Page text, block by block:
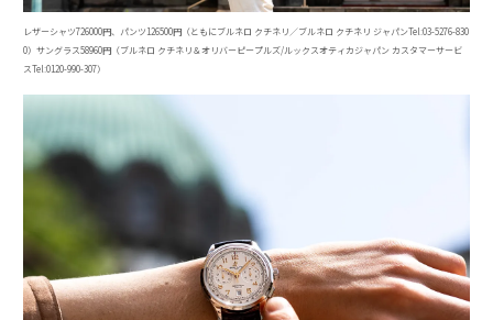
レザーシャツ726000円、パンツ126500円（ともにブルネロ クチネリ／ブルネロ クチネリ ジャパンTel:03-5276-830
0）サングラス58960円（ブルネロ クチネリ＆オリバーピープルズ/ルックスオティカジャパン カスタマーサービ
スTel:0120-990-307）